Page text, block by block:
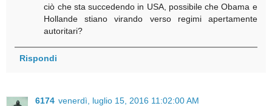
ciò che sta succedendo in USA, possibile che Obama e
Hollande stiano virando verso regimi apertamente
autoritari?
Rispondi
6174 venerdì, luglio 15, 2016 11:02:00 AM